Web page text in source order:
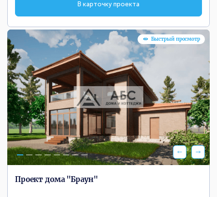
В карточку проекта
Проект дома "Браун"
Быстрый просмотр